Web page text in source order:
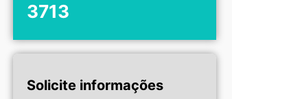
3713
Solicite informações